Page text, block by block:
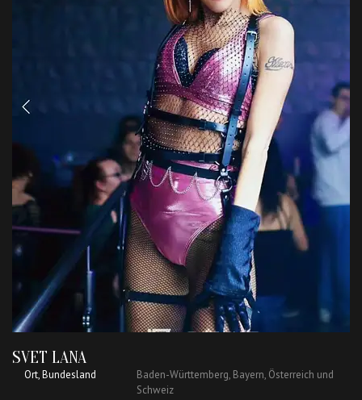
SVET LANA
Ort, Bundesland
Baden-Württemberg, Bayern, Österreich und
Schweiz